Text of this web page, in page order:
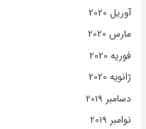
آوریل 2020
مارس 2020
فوریه 2020
ژانویه 2020
دسامبر 2019
نوامبر 2019